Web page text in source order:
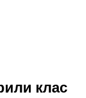
клас